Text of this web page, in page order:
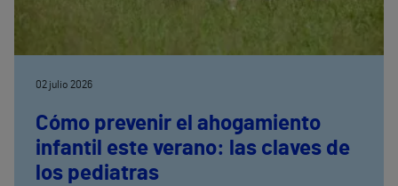
02 julio 2026
Cómo prevenir el ahogamiento
infantil este verano: las claves de
los pediatras